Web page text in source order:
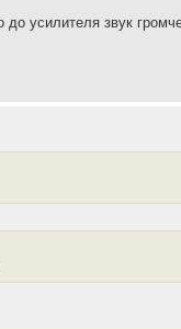
усилителя звук